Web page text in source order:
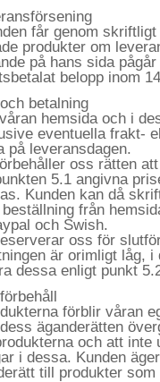
får genom
produkter om
på hans sida
belopp inom
betalning
hemsida och i
eventuella frakt-
på leveransdagen.
oss rätten
5.1 angivna
Kunden kan då
från
och Swish.
oss för
är orimligt låg,
dessa enligt punkt
förblir våran
äganderätten
och att
i dessa. Kunden
till produkter